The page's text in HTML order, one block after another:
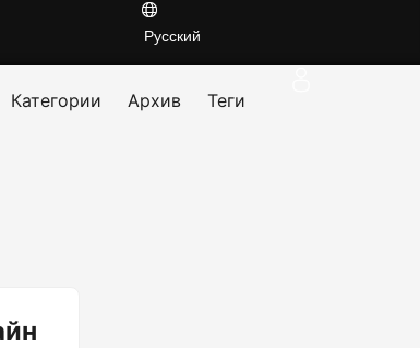
Русский
Категории Архив Теги